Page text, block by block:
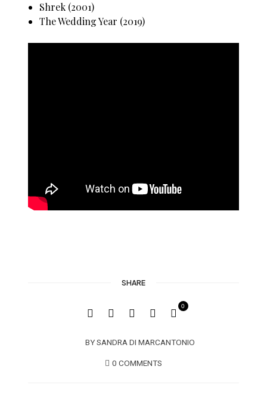
Shrek (2001)
The Wedding Year (2019)
SHARE
BYSANDRA DI MARCANTONIO
0
0 COMMENTS